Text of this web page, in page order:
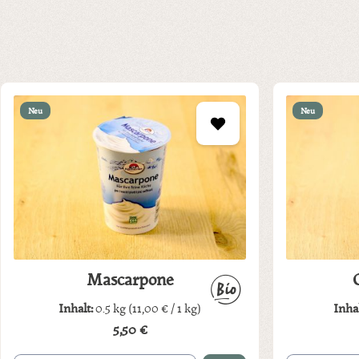
Neu
Mascarpone
Inhalt:0.5 kg(11,00 € / 1 kg)
Regulärer Preis:
5,50 €
Neu